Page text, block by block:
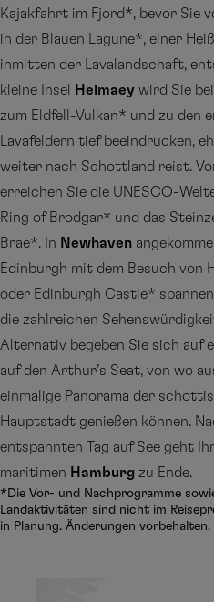
Kajakfahrt im Fjord*, bevor Sie
in der Blauen Lagune*, einer
inmitten der Lavalandschaft,
kleine Insel
Heimaey wird Sie
zum Eldfell-Vulkan* und zu den
Lavafeldern tief beeindrucken,
weiter nach Schottland reist.
erreichen Sie die UNESCO-
Ring of Brodgar* und das
Brae*. In Newhaven
Edinburgh mit dem Besuch von
oder Edinburgh Castle*
die zahlreichen
Alternativ begeben Sie sich auf
auf den Arthur’s Seat, von wo
einmalige Panorama der
Hauptstadt genießen können.
entspannten Tag auf See geht
maritimen Hamburg zu Ende.
*Die Vor- und Nachprogramme
Landaktivitäten sind nicht im
in Planung. Änderungen vorbehalten.